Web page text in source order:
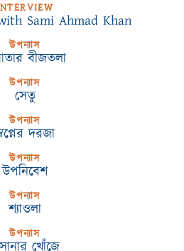
Sami Ahmad Khan
উপন্যাস
বীজতলা
উপন্যাস
সেতু
উপন্যাস
দরজা
উপন্যাস
উপনিবেশ
উপন্যাস
শ্যাওলা
উপন্যাস
খোঁজে